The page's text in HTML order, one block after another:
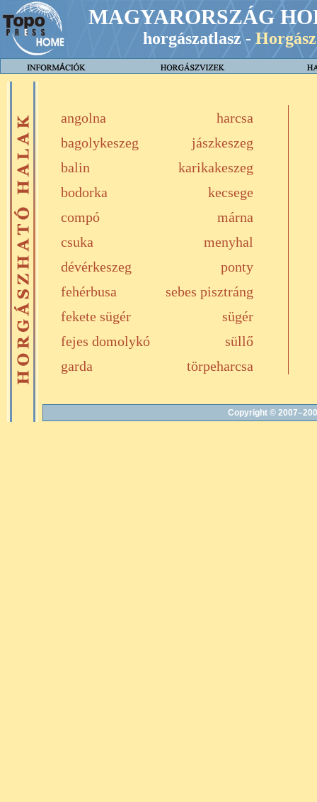
MAGYARORSZÁG
horgászatlasz -
angolna
bagolykeszeg
balin
bodorka
compó
csuka
dévérkeszeg
fehérbusa
fekete sügér
fejes domolykó
garda
harcsa
jászkeszeg
karikakeszeg
kecsege
márna
menyhal
ponty
sebes pisztráng
sügér
süllő
törpeharcsa
Copyright ©